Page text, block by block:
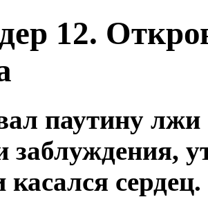
12.
паутину лжи
заблуждения,
сердец.